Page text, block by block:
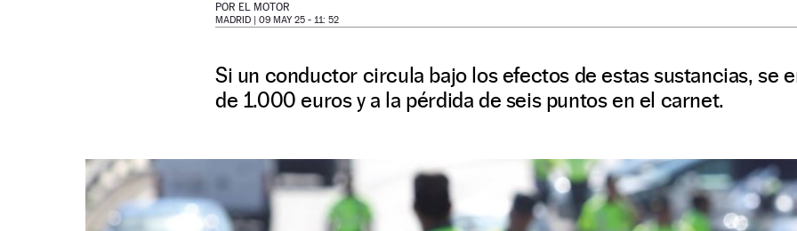
POR EL MOTOR
MADRID | 09 MAY 25 - 11: 52
Si un conductor circula bajo los efectos de estas sustancias, se
de 1.000 euros y a la pérdida de seis puntos en el carnet.